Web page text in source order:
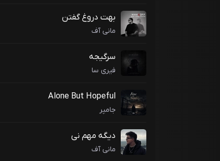
بهت دروغ گفتن
مانی آف
سرگیجه
فیری سا
Alone But Hopeful
جامپر
دیگه مهم نی
مانی آف